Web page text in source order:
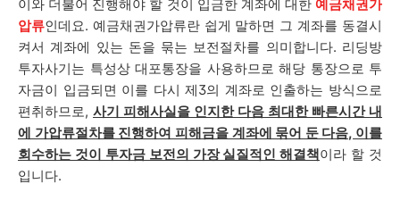
이와 더불어 진행해야 할 것이 입금한 계좌에 대한 예금채권가
압류인데요. 예금채권가압류란 쉽게 말하면 그 계좌를 동결시
켜서 계좌에 있는 돈을 묶는 보전절차를 의미합니다. 리딩방
투자사기는 특성상 대포통장을 사용하므로 해당 통장으로 투
자금이 입금되면 이를 다시 제3의 계좌로 인출하는 방식으로
편취하므로, 사기 피해사실을 인지한 다음 최대한 빠른시간 내
에 가압류절차를 진행하여 피해금을 계좌에 묶어 둔 다음, 이를
회수하는 것이 투자금 보전의 가장 실질적인 해결책이라 할 것
입니다.